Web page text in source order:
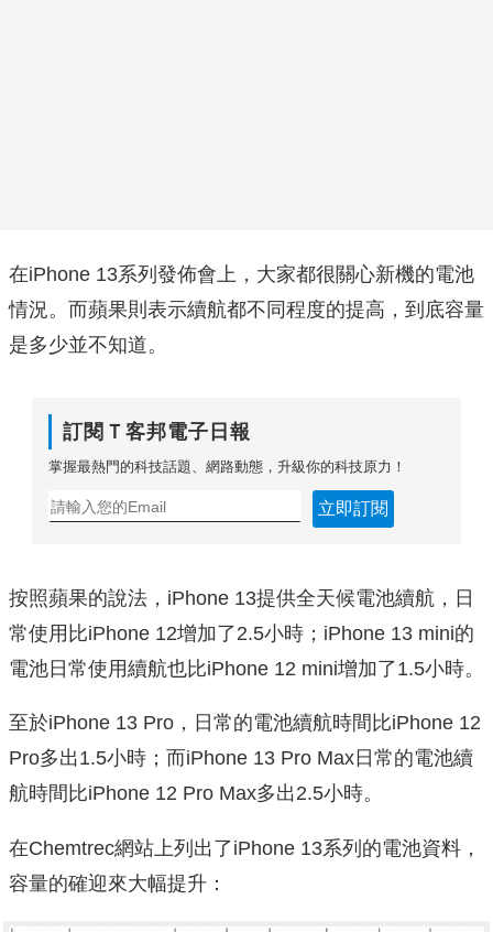
在iPhone 13系列發佈會上，大家都很關心新機的電池
情況。而蘋果則表示續航都不同程度的提高，到底容量
是多少並不知道。
訂閱Ｔ客邦電子日報
掌握最熱門的科技話題、網路動態，升級你的科技原力！
立即訂閱
按照蘋果的說法，iPhone 13提供全天候電池續航，日
常使用比iPhone 12增加了2.5小時；iPhone 13 mini的
電池日常使用續航也比iPhone 12 mini增加了1.5小時。
至於iPhone 13 Pro，日常的電池續航時間比iPhone 12
Pro多出1.5小時；而iPhone 13 Pro Max日常的電池續
航時間比iPhone 12 Pro Max多出2.5小時。
在Chemtrec網站上列出了iPhone 13系列的電池資料，
容量的確迎來大幅提升：